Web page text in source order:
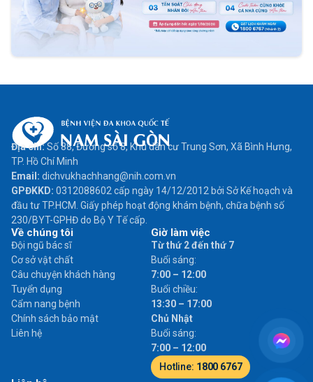
Địa chỉ:Số 88, Đường số 8, Khu dân cư Trung Sơn, Xã Bình Hưng,
TP. Hồ Chí Minh
Email: dichvukhachhang@nih.com.vn
GPĐKKD: 0312088602 cấp ngày 14/12/2012 bởi Sở Kế hoạch và
đầu tư TP.HCM. Giấy phép hoạt động khám bệnh, chữa bệnh số
230/BYT-GPHĐ do Bộ Y Tế cấp.
Về chúng tôi
Đội ngũ bác sĩ
Cơ sở vật chất
Câu chuyện khách hàng
Tuyển dụng
Cẩm nang bệnh
Chính sách bảo mật
Liên hệ
Giờ làm việc
Từ thứ 2 đến thứ 7
Buổi sáng:
7:00 – 12:00
Buổi chiều:
13:30 – 17:00
Chủ Nhật
Buổi sáng:
7:00 – 12:00
Hotline: 1800 6767